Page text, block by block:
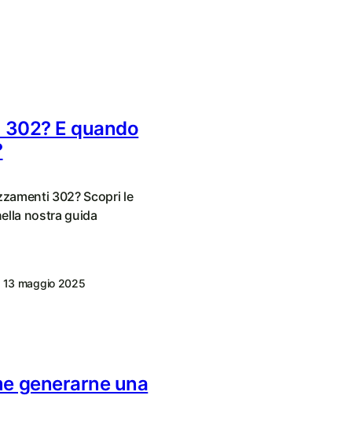
E quando
302? Scopri le
nostra guida
13 maggio 2025
generarne una